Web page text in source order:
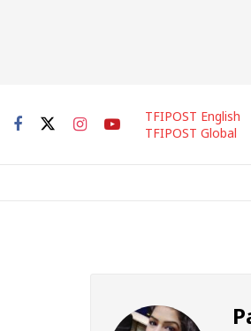
TFIPOST English
TFIPOST Global